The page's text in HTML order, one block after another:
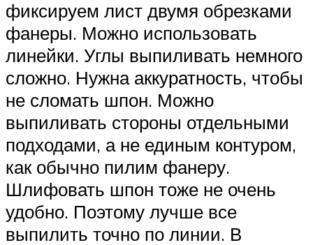
фиксируем лист двумя обрезками
фанеры. Можно использовать
линейки. Углы выпиливать немного
сложно. Нужна аккуратность, чтобы
не сломать шпон. Можно
выпиливать стороны отдельными
подходами, а не единым контуром,
как обычно пилим фанеру.
Шлифовать шпон тоже не очень
удобно. Поэтому лучше все
выпилить точно по линии. В